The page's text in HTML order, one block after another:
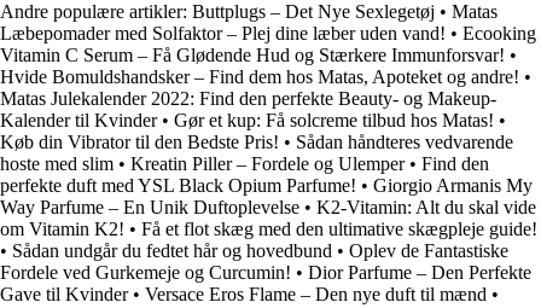
Andre populære artikler: Buttplugs – Det Nye Sexlegetøj • Matas
Læbepomader med Solfaktor – Plej dine læber uden vand! • Ecooking
Vitamin C Serum – Få Glødende Hud og Stærkere Immunforsvar! •
Hvide Bomuldshandsker – Find dem hos Matas, Apoteket og andre! •
Matas Julekalender 2022: Find den perfekte Beauty- og Makeup-
Kalender til Kvinder• Gør et kup: Få solcreme tilbud hos Matas! •
Køb din Vibrator til den Bedste Pris! • Sådan håndteres vedvarende
hoste med slim • Kreatin Piller – Fordele og Ulemper• Find den
perfekte duft med YSL Black Opium Parfume! • Giorgio Armanis My
Way Parfume – En Unik Duftoplevelse • K2-Vitamin: Alt du skal vide
om Vitamin K2! • Få et flot skæg med den ultimative skægpleje guide!
• Sådan undgår du fedtet hår og hovedbund • Oplev de Fantastiske
Fordele ved Gurkemeje og Curcumin! • Dior Parfume – Den Perfekte
Gave til Kvinder• Versace Eros Flame – Den nye duft til mænd •